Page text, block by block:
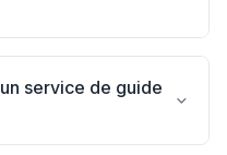
service de guide